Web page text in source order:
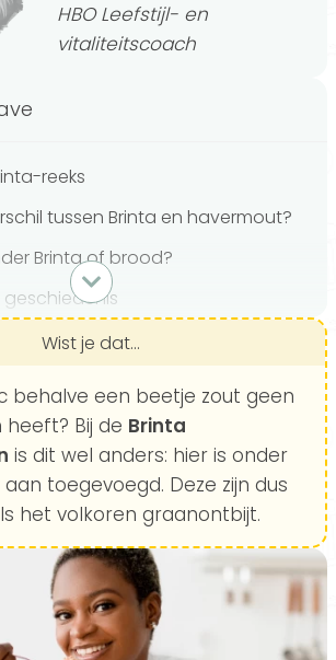
HBO Leefstijl- en
vitaliteitscoach
reeks
tussen Brinta en havermout?
Brinta of brood?
van Brinta
Brinta
en stroop
je je Brinta-ontbijt
Wist je dat...
behalve een beetje zout geen
Bij de Brinta
is dit wel anders: hier is onder
toegevoegd. Deze zijn dus
het volkoren graanontbijt.